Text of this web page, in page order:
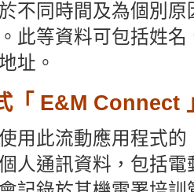
不同 時間及為個別
此等資料可包括姓名
址。
「 E&M Connect
用此流動應用程式的
人通訊資料，包括電